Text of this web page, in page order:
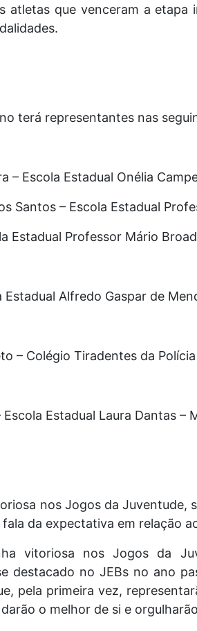
atletas que venceram a
terá representantes nas
– Escola Estadual Onélia
Santos – Escola Estadual
Estadual Professor Mário
Estadual Alfredo Gaspar de
– Colégio Tiradentes da
Estadual Laura Dantas –
nos Jogos da Juventude,
fala da expectativa em relação
vitoriosa nos Jogos da
destacado no JEBs no ano
pela primeira vez,
o melhor de si e